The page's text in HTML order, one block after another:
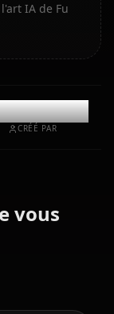
IA de Fu
CRÉÉ PAR
vous